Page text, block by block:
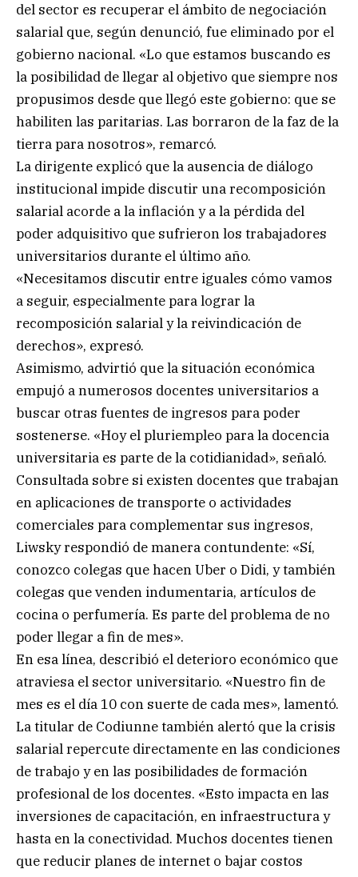
del sector es recuperar el ámbito de negociación
salarial que, según denunció, fue eliminado por el
gobierno nacional. «Lo que estamos buscando es
la posibilidad de llegar al objetivo que siempre nos
propusimos desde que llegó este gobierno: que se
habiliten las paritarias. Las borraron de la faz de la
tierra para nosotros», remarcó.
La dirigente explicó que la ausencia de diálogo
institucional impide discutir una recomposición
salarial acorde a la inflación y a la pérdida del
poder adquisitivo que sufrieron los trabajadores
universitarios durante el último año.
«Necesitamos discutir entre iguales cómo vamos
a seguir, especialmente para lograr la
recomposición salarial y la reivindicación de
derechos», expresó.
Asimismo, advirtió que la situación económica
empujó a numerosos docentes universitarios a
buscar otras fuentes de ingresos para poder
sostenerse. «Hoy el pluriempleo para la docencia
universitaria es parte de la cotidianidad», señaló.
Consultada sobre si existen docentes que trabajan
en aplicaciones de transporte o actividades
comerciales para complementar sus ingresos,
Liwsky respondió de manera contundente: «Sí,
conozco colegas que hacen Uber o Didi, y también
colegas que venden indumentaria, artículos de
cocina o perfumería. Es parte del problema de no
poder llegar a fin de mes».
En esa línea, describió el deterioro económico que
atraviesa el sector universitario. «Nuestro fin de
mes es el día 10 con suerte de cada mes», lamentó.
La titular de Codiunne también alertó que la crisis
salarial repercute directamente en las condiciones
de trabajo y en las posibilidades de formación
profesional de los docentes. «Esto impacta en las
inversiones de capacitación, en infraestructura y
hasta en la conectividad. Muchos docentes tienen
que reducir planes de internet o bajar costos